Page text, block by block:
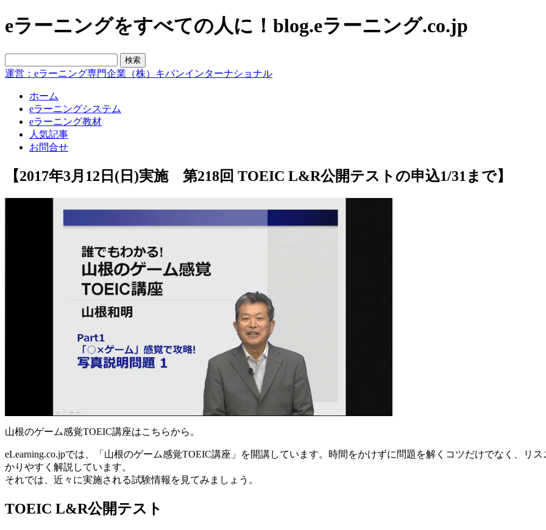
eラーニングをすべての人に！blog.eラーニング.co.jp
運営：eラーニング専門企業（株）キバンインターナショナル
ホーム
eラーニングシステム
eラーニング教材
人気記事
お問合せ
【2017年3月12日(日)実施 第218回 TOEIC L&R公開テストの申込1/31まで】
山根のゲーム感覚TOEIC講座はこちらから。
eLearning.co.jpでは、「山根のゲーム感覚TOEIC講座」を開講しています。時間をかけずに問題を解くコツだけでなく、リ
かりやすく解説しています。
それでは、近々に実施される試験情報を見てみましょう。
TOEIC L&R公開テスト